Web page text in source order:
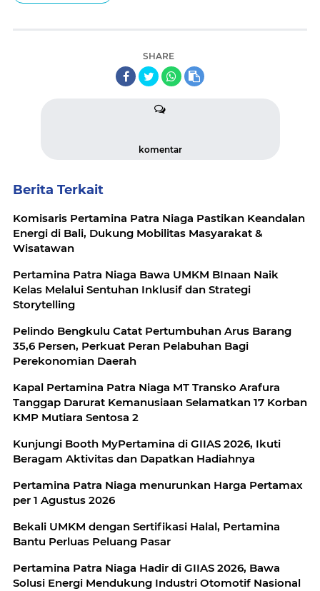
SHARE
komentar
Berita Terkait
Komisaris Pertamina Patra Niaga Pastikan Keandalan
Energi di Bali, Dukung Mobilitas Masyarakat &
Wisatawan
Pertamina Patra Niaga Bawa UMKM BInaan Naik
Kelas Melalui Sentuhan Inklusif dan Strategi
Storytelling
Pelindo Bengkulu Catat Pertumbuhan Arus Barang
35,6 Persen, Perkuat Peran Pelabuhan Bagi
Perekonomian Daerah
Kapal Pertamina Patra Niaga MT Transko Arafura
Tanggap Darurat Kemanusiaan Selamatkan 17 Korban
KMP Mutiara Sentosa 2
Kunjungi Booth MyPertamina di GIIAS 2026, Ikuti
Beragam Aktivitas dan Dapatkan Hadiahnya
Pertamina Patra Niaga menurunkan Harga Pertamax
per 1 Agustus 2026
Bekali UMKM dengan Sertifikasi Halal, Pertamina
Bantu Perluas Peluang Pasar
Pertamina Patra Niaga Hadir di GIIAS 2026, Bawa
Solusi Energi Mendukung Industri Otomotif Nasional